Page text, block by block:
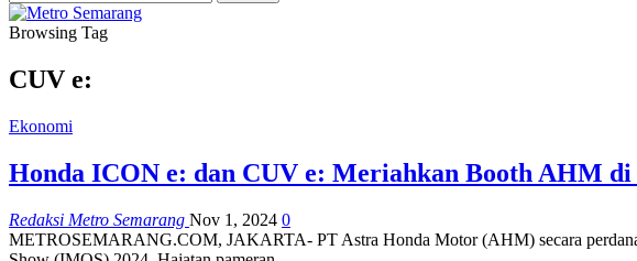
Browsing Tag
CUV e:
Ekonomi
Honda ICON e: dan CUV e: Meriahkan Booth AHM di
Redaksi Metro Semarang Nov 1, 2024 0
METROSEMARANG.COM, JAKARTA- PT Astra Honda Motor (AHM) secara